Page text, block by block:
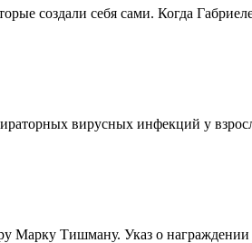
создали себя сами. Когда
вирусных инфекций у
Марку Тишману. Указ о